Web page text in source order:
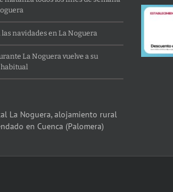
las navidades en La Noguera
La Noguera vuelve a su